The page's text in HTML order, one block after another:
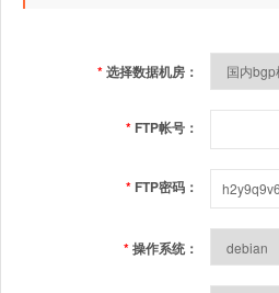
*选择数据机房：
* FTP帐号：
* FTP密码：
*操作系统：